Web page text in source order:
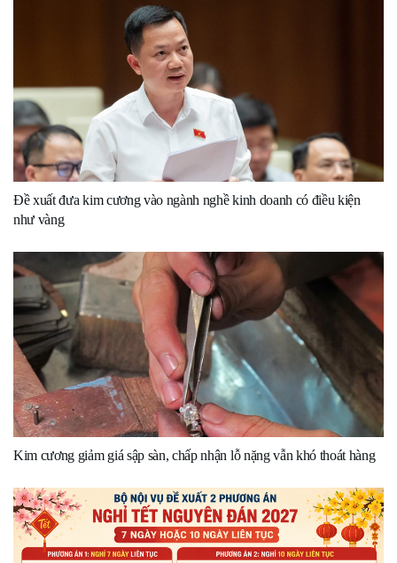
Đề xuất đưa kim cương vào ngành nghề kinh doanh có điều kiện
như vàng
Kim cương giảm giá sập sàn, chấp nhận lỗ nặng vẫn khó thoát hàng